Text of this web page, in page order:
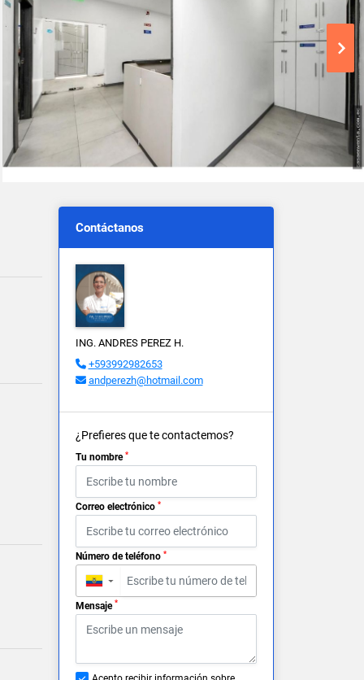
Contáctanos
ING. ANDRES PEREZ H.
+593992982653
andperezh@hotmail.com
¿Prefieres que te contactemos?
Tu nombre *
Correo electrónico *
Número de teléfono *
▼
Mensaje *